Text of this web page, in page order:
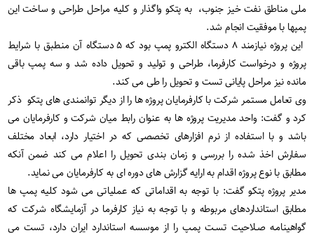
ملی مناطق نفت خیز جنوب، به پتکو واگذار و کلیه مراحل طراحی و ساخت این
پمپها با موفقیت انجام شد.
این پروژه نیازمند ۸ دستگاه الکترو پمپ بود که ۵ دستگاه آن منطبق با شرایط
پروژه و درخواست کارفرما، طراحی و تولید و تحویل داده شد و سه پمپ باقی
مانده نیز مراحل پایانی تست و تحویل را طی می کند.
وی تعامل مستمر شرکت با کارفرمایان پروژه ها را از دیگر توانمندی های پتکو ذکر
کرد و گفت: واحد مدیریت پروژه ها به عنوان رابط میان شرکت و کارفرمایان می
باشد و با استفاده از نرم افزارهای تخصصی که در اختیار دارد، ابعاد مختلف
سفارش اخذ شده را بررسی و زمان بندی تحویل را اعلام می کند ضمن آنکه
مطابق با نوع پروژه اقدام به ارایه گزارش های دوره ای به کارفرمایان می نماید.
مدیر پروژه پتکو گفت: با توجه به اقداماتی که عملیاتی می شود کلیه پمپ ها
مطابق استانداردهای مربوطه و با توجه به نیاز کارفرما در آزمایشگاه شرکت که
گواهینامـه صـلاحیت تسـت پمـپ را از موسسه استاندارد ایران دارد، تست می